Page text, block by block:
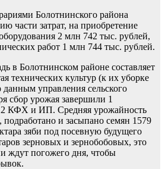
Болотнинского района
части затрат, на приобретение
2 млн 742 тыс. рублей,
работ 1 млн 744 тыс. рублей.
в Болотнинском районе составляет
технических культур (к их уборке
управления сельского
сбор урожая завершили 1
КФХ и ИП. Средняя урожайность
подработано и засыпано семян 1579
зяби под посевную будущего
зерновых и зернобобовых, это
ждут погожего дня, чтобы